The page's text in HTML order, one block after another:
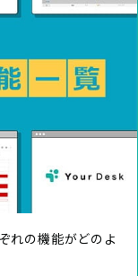
れの機能がどのよ